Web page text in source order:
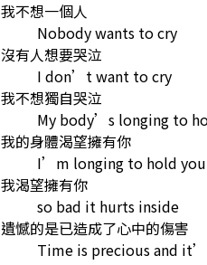
我不想一個人
Nobody wants to cry
沒有人想要哭泣
I don’t want to cry
我不想獨自哭泣
My body’s longing to
我的身體渴望擁有你
I’m longing to hold you
我渴望擁有你
so bad it hurts inside
遺憾的是已造成了心中的傷害
Time is precious and